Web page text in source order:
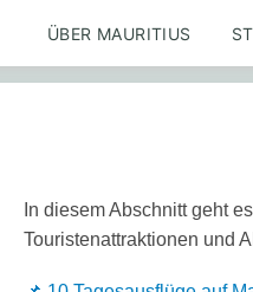
ÜBER MAURITIUS
In diesem Abschnitt geht
Touristenattraktionen und